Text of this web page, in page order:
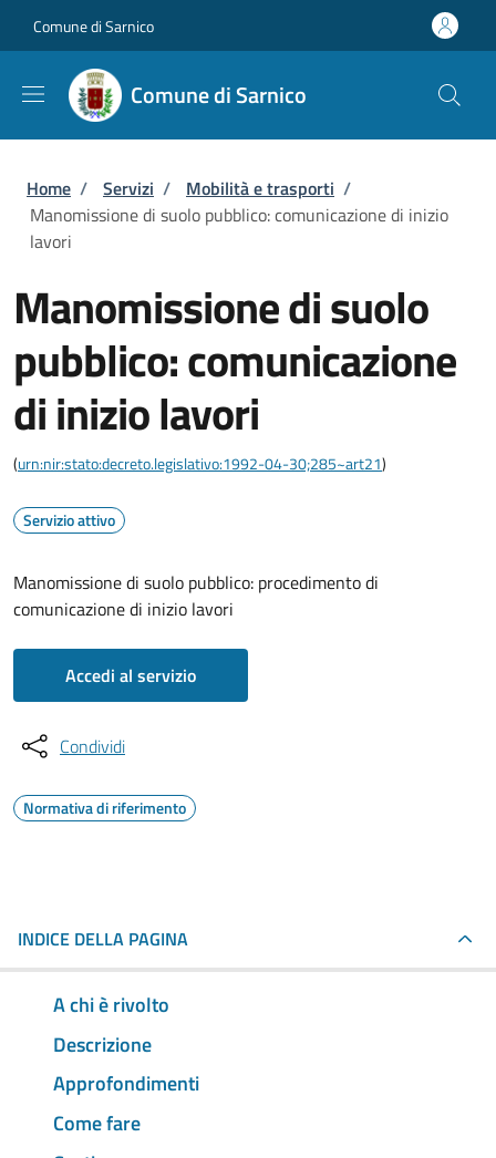
Comune di Sarnico
Comune di Sarnico
Briciole di pane
Home / Servizi / Mobilità e trasporti /
Manomissione di suolo pubblico: comunicazione di inizio
lavori
Manomissione di suolo
pubblico: comunicazione
di inizio lavori
(urn:nir:stato:decreto.legislativo:1992-04-30;285~art21)
Servizio attivo
Manomissione di suolo pubblico: procedimento di
comunicazione di inizio lavori
Accedi al servizio
Condividi
Normativa di riferimento
INDICE DELLA PAGINA
A chi è rivolto
Descrizione
Approfondimenti
Come fare